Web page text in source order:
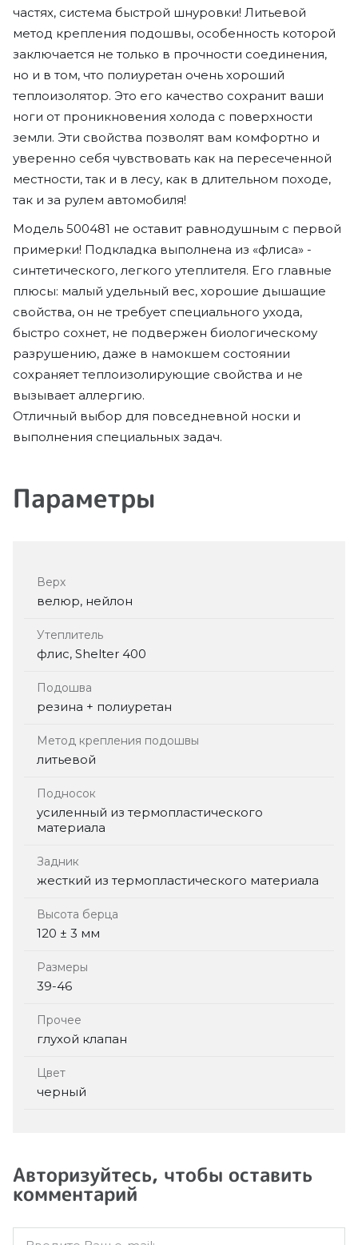
частях, система быстрой шнуровки! Литьевой
метод крепления подошвы, особенность которой
заключается не только в прочности соединения,
но и в том, что полиуретан очень хороший
теплоизолятор. Это его качество сохранит ваши
ноги от проникновения холода с поверхности
земли. Эти свойства позволят вам комфортно и
уверенно себя чувствовать как на пересеченной
местности, так и в лесу, как в длительном походе,
так и за рулем автомобиля!
Модель 500481 не оставит равнодушным с первой
примерки! Подкладка выполнена из «флиса» -
синтетического, легкого утеплителя. Его главные
плюсы: малый удельный вес, хорошие дышащие
свойства, он не требует специального ухода,
быстро сохнет, не подвержен биологическому
разрушению, даже в намокшем состоянии
сохраняет теплоизолирующие свойства и не
вызывает аллергию.
Отличный выбор для повседневной носки и
выполнения специальных задач.
Параметры
Верх
велюр, нейлон
Утеплитель
флис, Shelter 400
Подошва
резина + полиуретан
Метод крепления подошвы
литьевой
Подносок
усиленный из термопластического
материала
Задник
жесткий из термопластического материала
Высота берца
120 ± 3 мм
Размеры
39-46
Прочее
глухой клапан
Цвет
черный
Авторизуйтесь, чтобы оставить
комментарий